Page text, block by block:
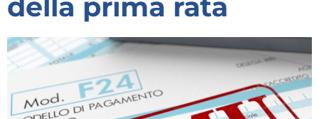
della prima rata